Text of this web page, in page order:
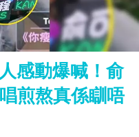
感動爆喊！俞
煎熬真係瞓唔